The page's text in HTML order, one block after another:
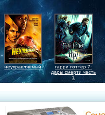
неуправляемый
гарри поттер 7:
дары смерти часть
1